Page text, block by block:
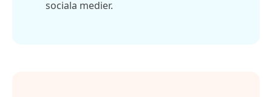
sociala medier.